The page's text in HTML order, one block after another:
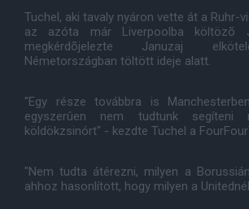
Tuchel, aki tavaly nyáron vette át a Ruhr-
az azóta már Liverpoolba költözõ
megkérdõjelezte Januzaj
Németországban töltött ideje alatt.
"Egy része továbbra is
egyszerûen nem tudtunk segíteni
köldökzsinórt" - kezdte Tuchel a
"Nem tudta átérezni, milyen a
ahhoz hasonlított, hogy milyen a